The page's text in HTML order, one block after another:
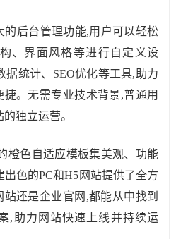
的后台管理功能,用户可以轻松
、界面风格等进行自定义设
据统计、SEO优化等工具,助力
。无需专业技术背景,普通用
独立运营。
橙色自适应模板集美观、功能
色的PC和H5网站提供了全方
还是企业官网,都能从中找到
,助力网站快速上线并持续运